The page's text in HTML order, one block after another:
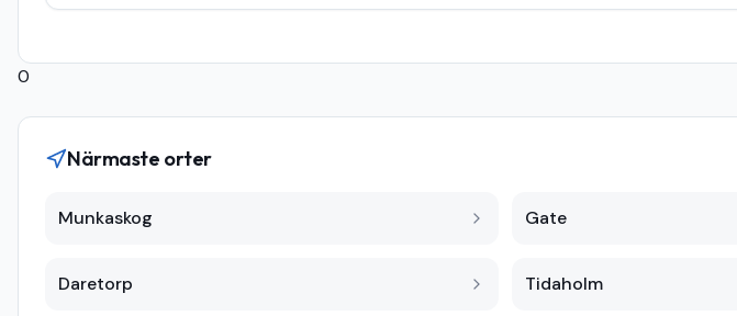
0
Närmaste orter
Munkaskog Gate
Daretorp Tidaholm